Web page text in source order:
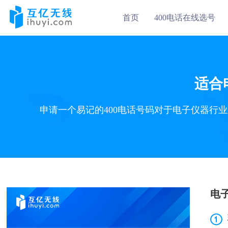
首页 400电话在线选号
适合
申请一个易记的400电话号码对于电子仪器行
电